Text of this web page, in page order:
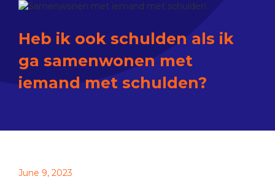
Heb ik ook schulden als ik
ga samenwonen met
iemand met schulden?
June 9, 2023